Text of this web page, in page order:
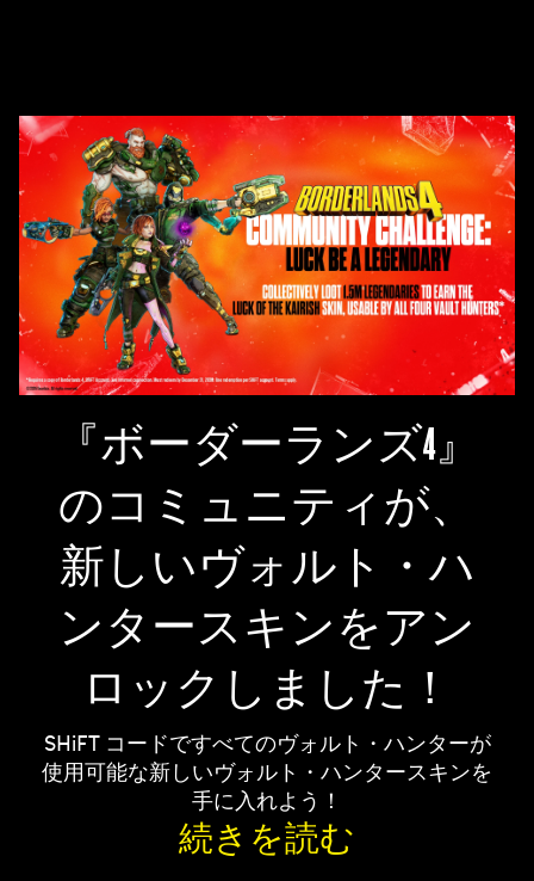
『ボーダーランズ4』
のコミュニティが、
新しいヴォルト・ハ
ンタースキンをアン
ロックしました！
SHiFT コードですべてのヴォルト・ハンターが
使用可能な新しいヴォルト・ハンタースキンを
手に入れよう！
続きを読む